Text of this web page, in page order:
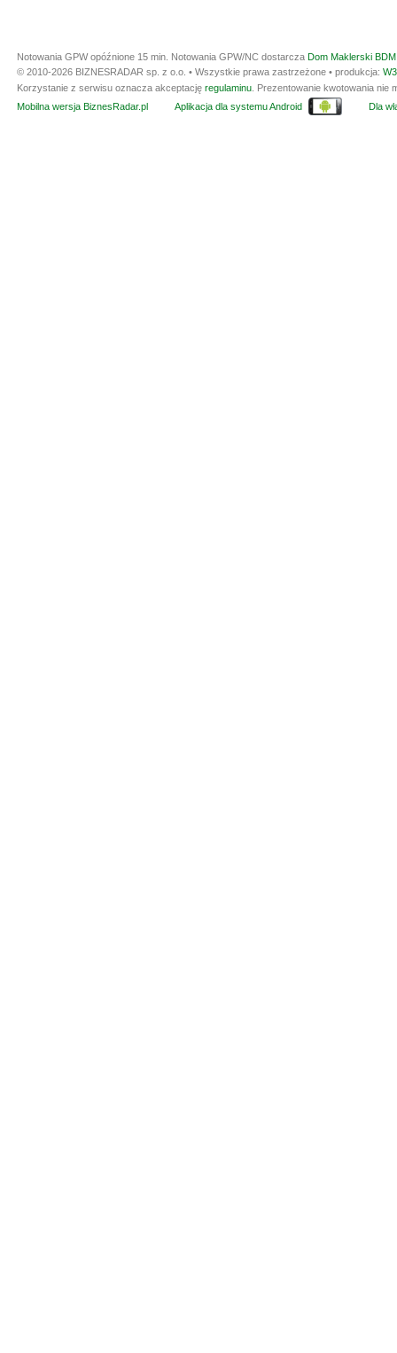
Notowania GPW opóźnione 15 min. Notowania GPW/NC dostarcza Dom Maklerski
© 2010-2026 BIZNESRADAR sp. z o.o. • Wszystkie prawa zastrzeżone • produkcja:
Korzystanie z serwisu oznacza akceptację regulaminu . Prezentowanie kwotowania
Mobilna wersja BiznesRadar.pl
Aplikacja dla systemu Android Dla